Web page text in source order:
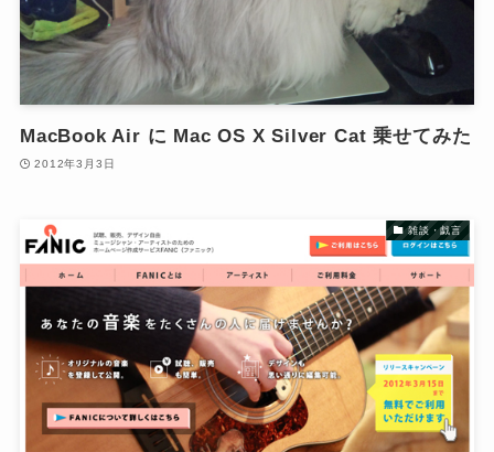
MacBook Air に Mac OS X Silver Cat 乗せてみた
2012年3月3日
雑談・戯言